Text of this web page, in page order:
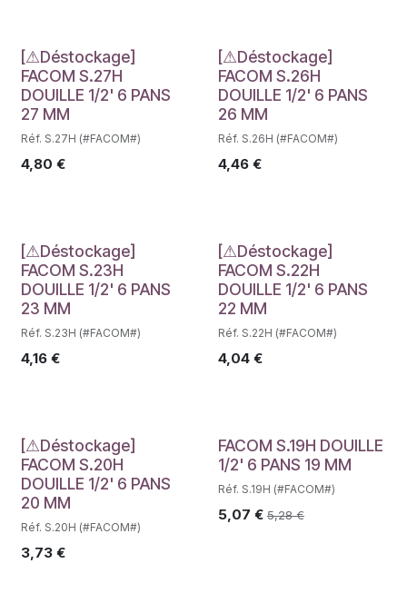
Déstockage
[⚠Déstockage]
FACOM S.27H
DOUILLE 1/2' 6 PANS
27 MM
Réf. S.27H (#FACOM#)
4,80 €
Déstockage
[⚠Déstockage]
FACOM S.26H
DOUILLE 1/2' 6 PANS
26 MM
Réf. S.26H (#FACOM#)
4,46€
Déstockage
[⚠Déstockage]
FACOM S.23H
DOUILLE 1/2' 6 PANS
23 MM
Réf. S.23H (#FACOM#)
4,16 €
Déstockage
[⚠Déstockage]
FACOM S.22H
DOUILLE 1/2' 6 PANS
22 MM
Réf. S.22H (#FACOM#)
4,04€
Déstockage
[⚠Déstockage]
FACOM S.20H
DOUILLE 1/2' 6 PANS
20 MM
Réf. S.20H (#FACOM#)
3,73 €
FACOM S.19H DOUILLE
1/2' 6 PANS 19 MM
Réf. S.19H (#FACOM#)
5,07 € 5,28€